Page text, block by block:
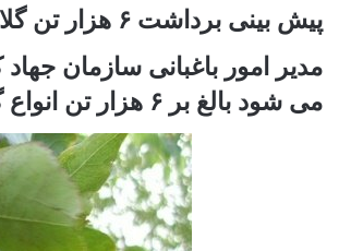
پیش بینی برداشت ۶ هزار تن گلابی از باغات اصفهان.
مدیر امور باغبانی سازمان
می شود بالغ بر ۶ هزار تن انواع گلابی از اراضی کشاورزی استان اصفهان برداشت شود.